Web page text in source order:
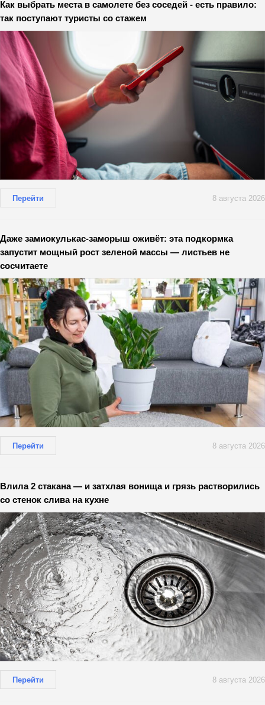
Как выбрать места в самолете без соседей - есть правило:
так поступают туристы со стажем
Перейти 8 августа 2026
Даже замиокулькас-заморыш оживёт: эта подкормка
запустит мощный рост зеленой массы — листьев не
сосчитаете
Перейти 8 августа 2026
Влила 2 стакана — и затхлая вонища и грязь растворились
со стенок слива на кухне
Перейти 8 августа 2026